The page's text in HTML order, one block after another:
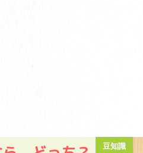
餃子日記2026